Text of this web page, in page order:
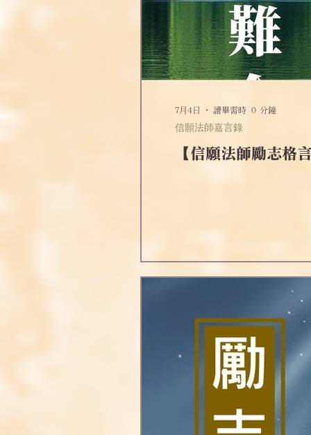
【信願法師勵志格
信願法師嘉言錄
7月4日 讀畢需時 0 分鐘